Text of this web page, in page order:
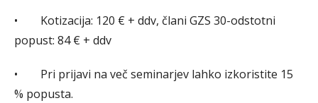
• Kotizacija: 120 € + ddv, člani GZS 30-odstotni
popust: 84 € + ddv
• Pri prijavi na več seminarjev lahko izkoristite 15
% popusta.